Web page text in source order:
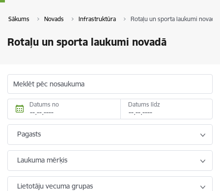
Sākums Novads Infrastruktūra Rotaļu un sporta laukumi novadā
Rotaļu un sporta laukumi novadā
Meklēt pēc nosaukuma
Datums no Datums līdz
Pagasts
Laukuma mērķis
Lietotāju vecuma grupas